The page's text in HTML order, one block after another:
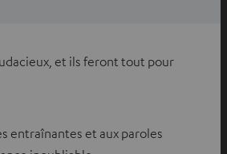
et ils feront tout pour
entraînantes et aux paroles